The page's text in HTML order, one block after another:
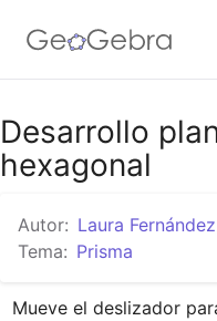
Google Classroom
Desarrollo
hexagonal
Autor: Laura
Tema: Prisma
Mueve el deslizador